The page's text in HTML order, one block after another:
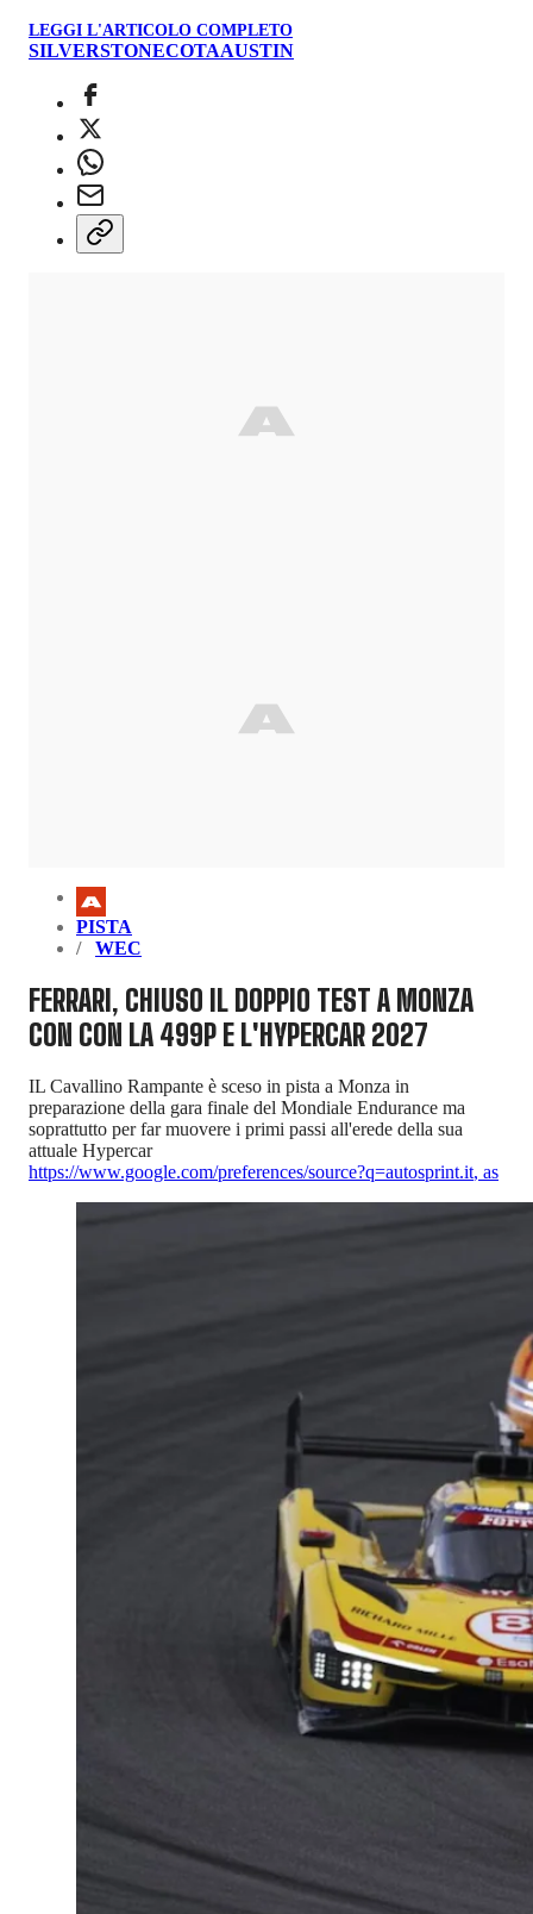
LEGGI L'ARTICOLO COMPLETO
SILVERSTONECOTAAUSTIN
PISTA
WEC
FERRARI, CHIUSO IL DOPPIO TEST A MONZA
CON CON LA 499P E L'HYPERCAR 2027
IL Cavallino Rampante è sceso in pista a Monza in
preparazione della gara finale del Mondiale Endurance ma
soprattutto per far muovere i primi passi all'erede della sua
attuale Hypercar
https://www.google.com/preferences/source?q=autosprint.it, as